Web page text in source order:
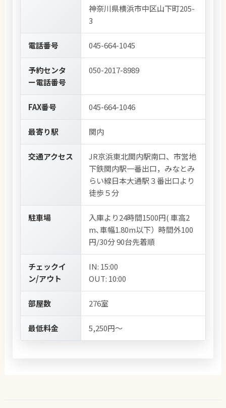
神奈川県横浜市中区山下町205-
3
電話番号 045-664-1045
予約センタ
ー電話番号
050-2017-8989
FAX番号 045-664-1046
最寄り駅 関内
交通アクセス
JR京浜東北関内駅南口、市営地
下鉄関内駅一番出口，みなとみ
らい線日本大通駅３番出口より
徒歩５分
駐車場
入庫より24時間1500円( 車高2
m､車幅1.80m以下）時間外100
円/30分 90台先着順
チェックイ
ン/アウト
IN: 15:00
OUT: 10:00
部屋数 276室
最低料金 5,250円～